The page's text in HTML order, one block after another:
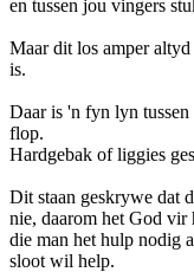
en tussen jou vingers
Maar dit los amper
is.
Daar is 'n fyn lyn
flop.
Hardgebak of liggies
Dit staan geskrywe dat
nie, daarom het God vir
die man het hulp nodig
sloot wil help.